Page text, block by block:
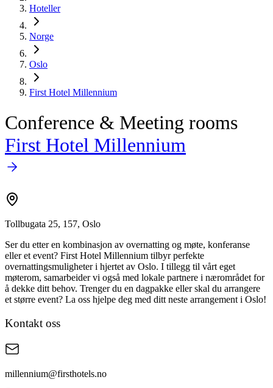
Hoteller
Norge
Oslo
First Hotel Millennium
Conference & Meeting rooms
First Hotel Millennium
Tollbugata 25, 157, Oslo
Ser du etter en kombinasjon av overnatting og møte, konferanse
eller et event? First Hotel Millennium tilbyr perfekte
overnattingsmuligheter i hjertet av Oslo. I tillegg til vårt eget
møterom, samarbeider vi også med lokale partnere i nærområdet for
å dekke ditt behov. Trenger du en dagpakke eller skal du arrangere
et større event? La oss hjelpe deg med ditt neste arrangement i Oslo!
Kontakt oss
millennium@firsthotels.no